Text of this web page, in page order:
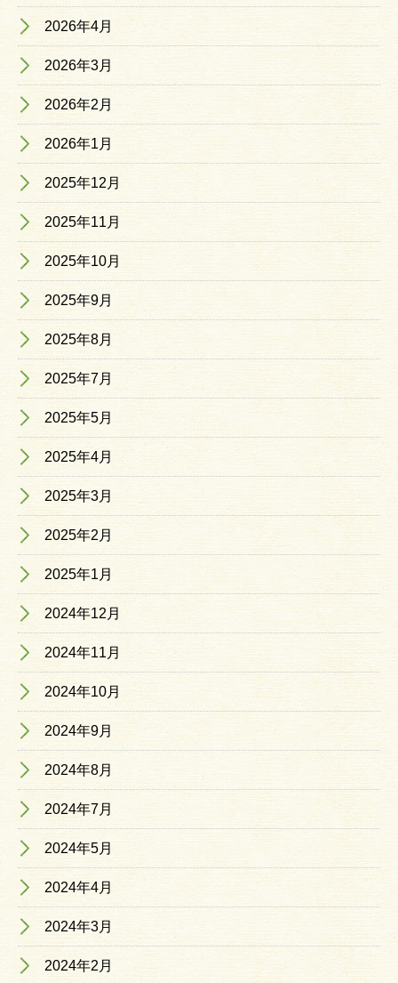
2026年4月
2026年3月
2026年2月
2026年1月
2025年12月
2025年11月
2025年10月
2025年9月
2025年8月
2025年7月
2025年5月
2025年4月
2025年3月
2025年2月
2025年1月
2024年12月
2024年11月
2024年10月
2024年9月
2024年8月
2024年7月
2024年5月
2024年4月
2024年3月
2024年2月